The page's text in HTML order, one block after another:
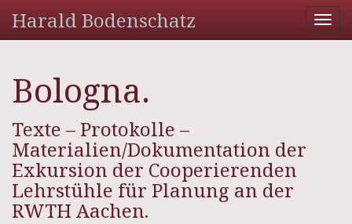
Harald Bodenschatz
Bologna.
Texte – Protokolle –
Materialien/Dokumentation der
Exkursion der Cooperierenden
Lehrstühle für Planung an der
RWTH Aachen.